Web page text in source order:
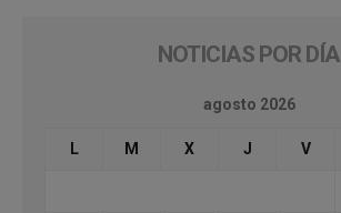
NOTICIAS POR DÍA
agosto 2026
L M X J V